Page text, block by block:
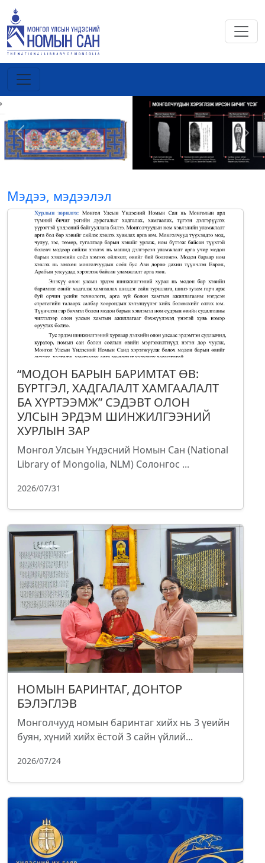
Previous Next
Мэдээ, мэдээлэл
“МОДОН БАРЫН БАРИМТАТ ӨВ:
БҮРТГЭЛ, ХАДГАЛАЛТ ХАМГААЛАЛТ
БА ХҮРТЭЭМЖ” СЭДЭВТ ОЛОН
УЛСЫН ЭРДЭМ ШИНЖИЛГЭЭНИЙ
ХУРЛЫН ЗАР
Монгол Улсын Үндэсний Номын Сан (National
Library of Mongolia, NLM) Солонгос ...
2026/07/31
НОМЫН БАРИНТАГ, ДОНТОР
БЭЛЭГЛЭВ
Монголчууд номын баринтаг хийх нь 3 үеийн
буян, хүний хийх ёстой 3 сайн үйлий...
2026/07/24